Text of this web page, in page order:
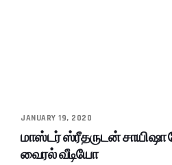
JANUARY 19, 2020
மாஸ்டர் ஸ்ரீதருடன் சாயிஷா
வைரல் வீடியோ